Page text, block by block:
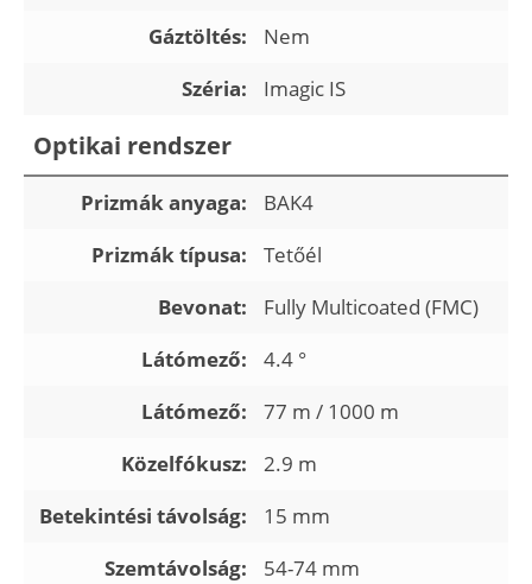
Gáztöltés:
Nem
Széria:
Imagic IS
Optikai rendszer
Prizmák anyaga:
BAK4
Prizmák típusa:
Tetőél
Bevonat:
Fully Multicoated (FMC)
Látómező:
4.4 °
Látómező:
77 m / 1000 m
Közelfókusz:
2.9 m
Betekintési távolság:
15 mm
Szemtávolság:
54-74 mm